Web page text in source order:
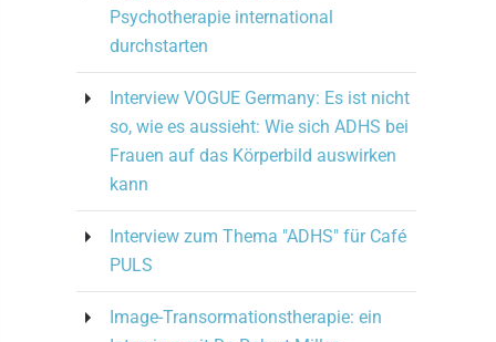
Psychotherapie international
durchstarten
Interview VOGUE Germany: Es ist nicht
so, wie es aussieht: Wie sich ADHS bei
Frauen auf das Körperbild auswirken
kann
Interview zum Thema "ADHS" für Café
PULS
Image-Transormationstherapie: ein